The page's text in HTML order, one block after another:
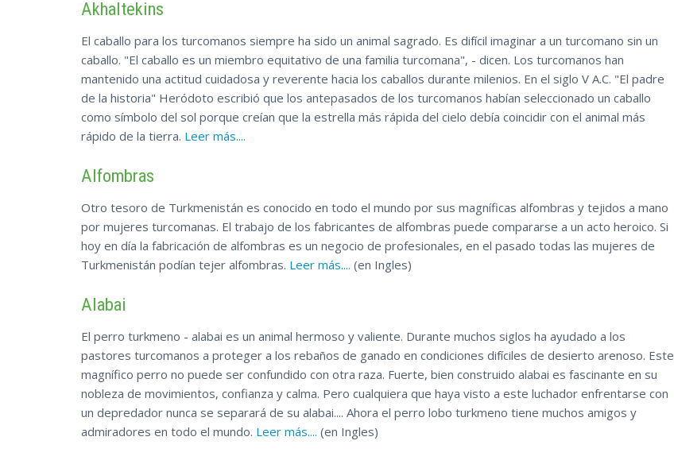
Akhaltekins
El caballo para los turcomanos siempre ha sido un animal sagrado. Es difícil imaginar a un turcomano sin un
caballo. "El caballo es un miembro equitativo de una familia turcomana", - dicen. Los turcomanos han
mantenido una actitud cuidadosa y reverente hacia los caballos durante milenios. En el siglo V A.C. "El padre
de la historia" Heródoto escribió que los antepasados de los turcomanos habían seleccionado un caballo
como símbolo del sol porque creían que la estrella más rápida del cielo debía coincidir con el animal más
rápido de la tierra. Leer más....
Alfombras
Otro tesoro de Turkmenistán es conocido en todo el mundo por sus magníficas alfombras y tejidos a mano
por mujeres turcomanas. El trabajo de los fabricantes de alfombras puede compararse a un acto heroico. Si
hoy en día la fabricación de alfombras es un negocio de profesionales, en el pasado todas las mujeres de
Turkmenistán podían tejer alfombras. Leer más.... (en Ingles)
Alabai
El perro turkmeno - alabai es un animal hermoso y valiente. Durante muchos siglos ha ayudado a los
pastores turcomanos a proteger a los rebaños de ganado en condiciones difíciles de desierto arenoso. Este
magnífico perro no puede ser confundido con otra raza. Fuerte, bien construido alabai es fascinante en su
nobleza de movimientos, confianza y calma. Pero cualquiera que haya visto a este luchador enfrentarse con
un depredador nunca se separará de su alabai.... Ahora el perro lobo turkmeno tiene muchos amigos y
admiradores en todo el mundo. Leer más.... (en Ingles)